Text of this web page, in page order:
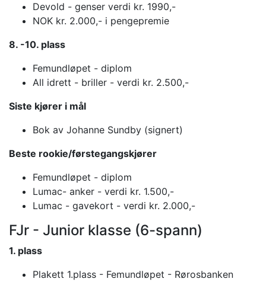
Devold - genser verdi kr. 1990,-
NOK kr. 2.000,- i pengepremie
8. -10. plass
Femundløpet - diplom
All idrett - briller - verdi kr. 2.500,-
Siste kjører i mål
Bok av Johanne Sundby (signert)
Beste rookie/førstegangskjører
Femundløpet - diplom
Lumac- anker - verdi kr. 1.500,-
Lumac - gavekort - verdi kr. 2.000,-
FJr - Junior klasse (6-spann)
1. plass
Plakett 1.plass - Femundløpet - Rørosbanken